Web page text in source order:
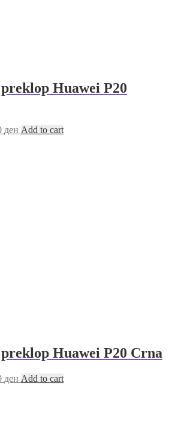
Huawei P20
ден Add to cart
Huawei P20 Crna
ден Add to cart